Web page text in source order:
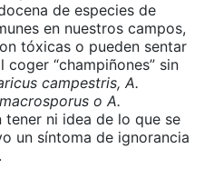
de especies de
en nuestros campos,
tóxicas o pueden sentar
coger “champiñones” sin
campestris, A.
o A.
tener ni idea de lo que se
un síntoma de ignorancia